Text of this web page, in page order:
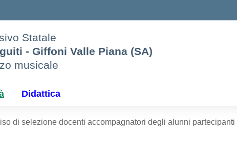
Statale
- Giffoni Valle Piana (SA)
musicale
Didattica
di selezione docenti accompagnatori degli alunni